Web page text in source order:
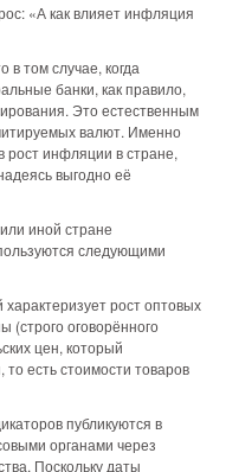
«А как влияет инфляция
в том случае, когда
банки, как правило,
Это естественным
валют. Именно
рост инфляции в стране,
выгодно её
иной стране
следующими
рост оптовых
(строго оговорённого
цен, который
есть стоимости товаров
публикуются в
органами через
Поскольку даты